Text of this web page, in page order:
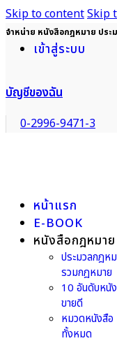
Skip to contentSkip
จำหน่าย หนังสือกฎหมาย ปร
เข้าสู่ระบบ
บัญชีของฉัน
0-2996-9471-3
หน้าแรก
E-BOOK
หนังสือกฎหมาย
ประมวลกฎห
รวมกฎหมาย
10 อันดับหนั
ขายดี
หมวดหนังสือ
ทั้งหมด